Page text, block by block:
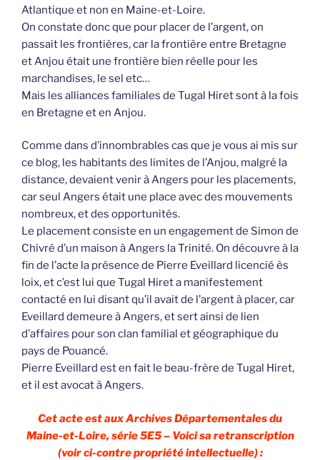
Atlantique et non en Maine-et-Loire.
On constate donc que pour placer de l’argent, on
passait les frontières, car la frontière entre Bretagne
et Anjou était une frontière bien réelle pour les
marchandises, le sel etc…
Mais les alliances familiales de Tugal Hiret sont à la fois
en Bretagne et en Anjou.
Comme dans d’innombrables cas que je vous ai mis sur
ce blog, les habitants des limites de l’Anjou, malgré la
distance, devaient venir à Angers pour les placements,
car seul Angers était une place avec des mouvements
nombreux, et des opportunités.
Le placement consiste en un engagement de Simon de
Chivré d’un maison à Angers la Trinité. On découvre à la
fin de l’acte la présence de Pierre Eveillard licencié ès
loix, et c’est lui que Tugal Hiret a manifestement
contacté en lui disant qu’il avait de l’argent à placer, car
Eveillard demeure à Angers, et sert ainsi de lien
d’affaires pour son clan familial et géographique du
pays de Pouancé.
Pierre Eveillard est en fait le beau-frère de Tugal Hiret,
et il est avocat à Angers.
Cet acte est aux Archives Départementales du
Maine-et-Loire, série 5E5 – Voici sa retranscription
(voir ci-contre propriété intellectuelle) :